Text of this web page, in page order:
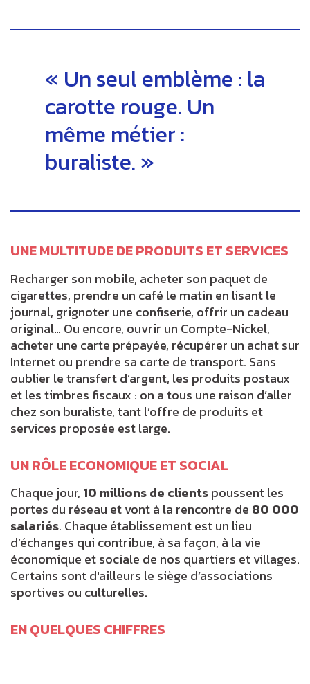
Un seul emblème : la
carotte rouge. Un
même métier :
buraliste.
UNE MULTITUDE DE PRODUITS ET SERVICES
Recharger son mobile, acheter son paquet de
cigarettes, prendre un café le matin en lisant le
journal, grignoter une confiserie, offrir un cadeau
original… Ou encore, ouvrir un Compte-Nickel,
acheter une carte prépayée, récupérer un achat sur
Internet ou prendre sa carte de transport. Sans
oublier le transfert d’argent, les produits postaux
et les timbres fiscaux : on a tous une raison d’aller
chez son buraliste, tant l’offre de produits et
services proposée est large.
UN RÔLE ECONOMIQUE ET SOCIAL
Chaque jour, 10 millions de clientspoussent les
portes du réseau et vont à la rencontre de 80 000
salariés. Chaque établissement est un lieu
d’échanges qui contribue, à sa façon, à la vie
économique et sociale de nos quartiers et villages.
Certains sont d'ailleurs le siège d’associations
sportives ou culturelles.
EN QUELQUES CHIFFRES